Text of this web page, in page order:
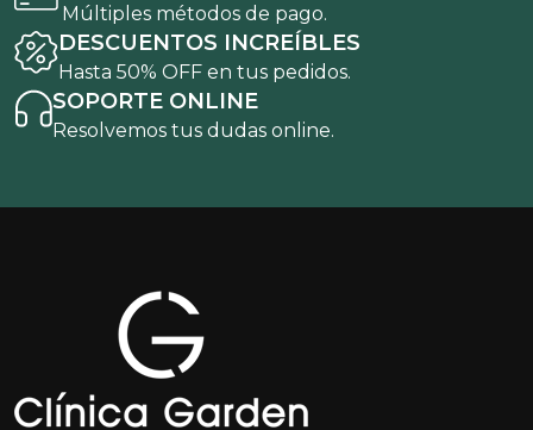
Múltiples métodos de pago.
DESCUENTOS INCREÍBLES
Hasta 50% OFF en tus pedidos.
SOPORTE ONLINE
Resolvemos tus dudas online.